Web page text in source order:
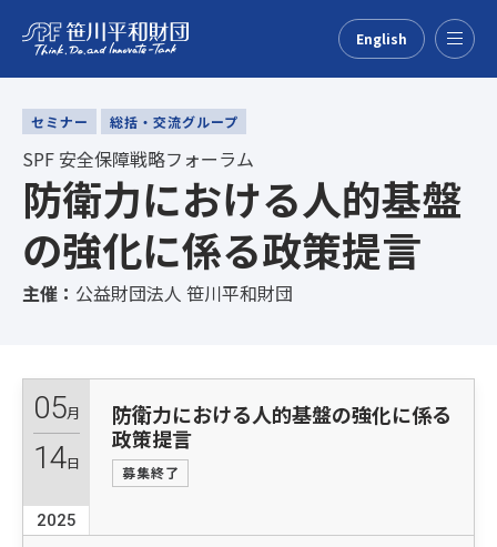
English
セミナー 総括・交流グループ
SPF 安全保障戦略フォーラム
防衛力における人的基盤
の強化に係る政策提言
主催： 公益財団法人 笹川平和財団
05月
14日
2025
防衛力における人的基盤の強化に係る
政策提言
募集終了